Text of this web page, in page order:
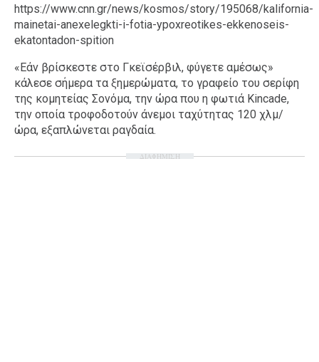
https://www.cnn.gr/news/kosmos/story/195068/kalifornia-
mainetai-anexelegkti-i-fotia-ypoxreotikes-ekkenoseis-
ekatontadon-spition
«Εάν βρίσκεστε στο Γκεϊσέρβιλ, φύγετε αμέσως»
κάλεσε σήμερα τα ξημερώματα, το γραφείο του σερίφη
της κομητείας Σονόμα, την ώρα που η φωτιά Kincade,
την οποία τροφοδοτούν άνεμοι ταχύτητας 120 χλμ/
ώρα, εξαπλώνεται ραγδαία.
ΔΙΑΦΗΜΙΣΗ